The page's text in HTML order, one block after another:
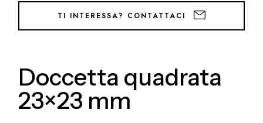
TI INTERESSA? CONTATTACI
Doccetta quadrata
23×23 mm